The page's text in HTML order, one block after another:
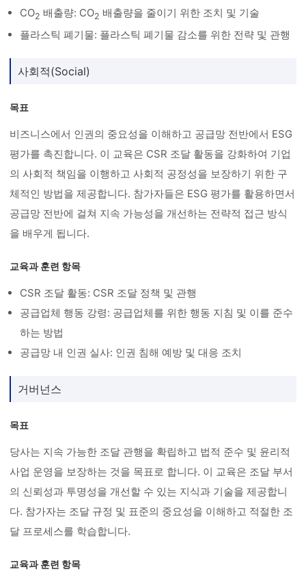
CO2 배출량: CO2 배출량을 줄이기 위한 조치 및 기술
플라스틱 폐기물: 플라스틱 폐기물 감소를 위한 전략 및 관행
사회적(Social)
목표
비즈니스에서 인권의 중요성을 이해하고 공급망 전반에서 ESG
평가를 촉진합니다. 이 교육은 CSR 조달 활동을 강화하여 기업
의 사회적 책임을 이행하고 사회적 공정성을 보장하기 위한 구
체적인 방법을 제공합니다. 참가자들은 ESG 평가를 활용하면서
공급망 전반에 걸쳐 지속 가능성을 개선하는 전략적 접근 방식
을 배우게 됩니다.
교육과 훈련 항목
CSR 조달 활동: CSR 조달 정책 및 관행
공급업체 행동 강령: 공급업체를 위한 행동 지침 및 이를 준수
하는 방법
공급망 내 인권 실사: 인권 침해 예방 및 대응 조치
거버넌스
목표
당사는 지속 가능한 조달 관행을 확립하고 법적 준수 및 윤리적
사업 운영을 보장하는 것을 목표로 합니다. 이 교육은 조달 부서
의 신뢰성과 투명성을 개선할 수 있는 지식과 기술을 제공합니
다. 참가자는 조달 규정 및 표준의 중요성을 이해하고 적절한 조
달 프로세스를 학습합니다.
교육과 훈련 항목